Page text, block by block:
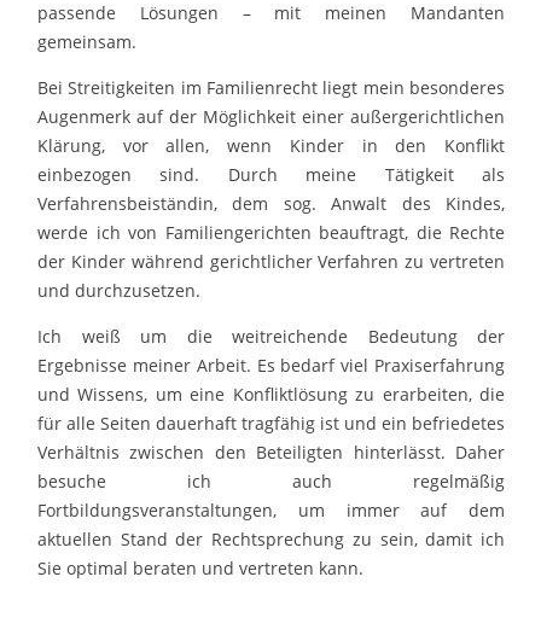
passende Lösungen – mit meinen Mandanten
gemeinsam.
Bei Streitigkeiten im Familienrecht liegt mein besonderes
Augenmerk auf der Möglichkeit einer außergerichtlichen
Klärung, vor allen, wenn Kinder in den Konflikt
einbezogen sind. Durch meine Tätigkeit als
Verfahrensbeiständin, dem sog. Anwalt des Kindes,
werde ich von Familiengerichten beauftragt, die Rechte
der Kinder während gerichtlicher Verfahren zu vertreten
und durchzusetzen.
Ich weiß um die weitreichende Bedeutung der
Ergebnisse meiner Arbeit. Es bedarf viel Praxiserfahrung
und Wissens, um eine Konfliktlösung zu erarbeiten, die
für alle Seiten dauerhaft tragfähig ist und ein befriedetes
Verhältnis zwischen den Beteiligten hinterlässt. Daher
besuche ich auch regelmäßig
Fortbildungsveranstaltungen, um immer auf dem
aktuellen Stand der Rechtsprechung zu sein, damit ich
Sie optimal beraten und vertreten kann.